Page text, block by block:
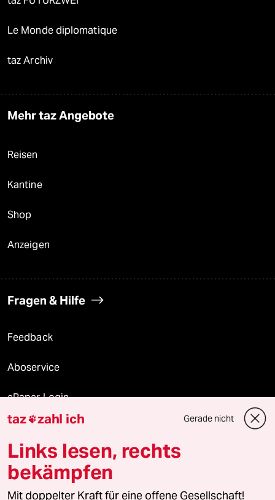
Le Monde diplomatique
taz Archiv
Mehr taz Angebote
Reisen
Kantine
Shop
Anzeigen
Fragen & Hilfe
Feedback
Aboservice
ePaper Login
Downloads für Abonnierende
© 2026 taz Verlags und Vertriebs GmbH
Alle Rechte vorbehalten. Bei rechtlichen Fragen oder für Genehmigungen
taz zahl ich Gerade nicht
Links lesen, rechts
bekämpfen
Mit doppelter Kraft für eine offene Gesellschaft!